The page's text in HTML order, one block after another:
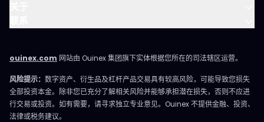
ouinex.com 网站由 Ouinex 集团旗下实体根据您所在的司法辖区运营。
风险提示： 数字资产、衍生品及杠杆产品交易具有较高风险，可能导致您损失
全部投资本金。除非您已充分了解相关风险并能够承担潜在损失，否则不应进
行交易或投资。如有需要，请寻求独立专业意见。Ouinex 不提供金融、投资、
法律或税务建议。